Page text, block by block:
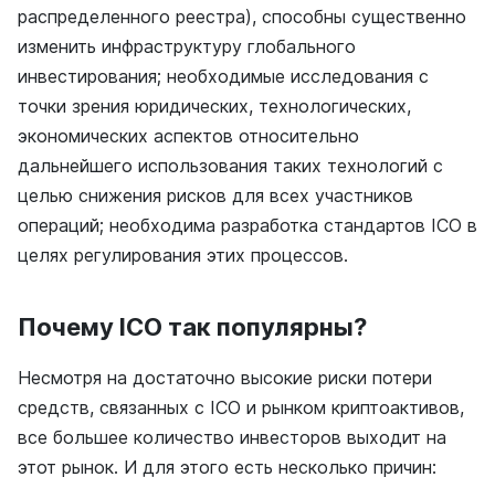
распределенного реестра), способны существенно
изменить инфраструктуру глобального
инвестирования; необходимые исследования с
точки зрения юридических, технологических,
экономических аспектов относительно
дальнейшего использования таких технологий с
целью снижения рисков для всех участников
операций; необходима разработка стандартов ICO в
целях регулирования этих процессов.
Почему ICO так популярны?
Несмотря на достаточно высокие риски потери
средств, связанных с ICO и рынком криптоактивов,
все большее количество инвесторов выходит на
этот рынок. И для этого есть несколько причин: